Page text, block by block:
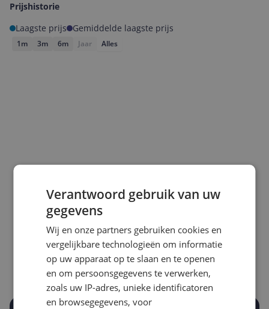
Prijshistorie
Laagste prijs
Gemiddelde laagste prijs
1m 3m 6m Jaar Alles
Laagste prijs ooit
€ 23,58
Goedkoopste nu
€ 25,99
Laatste prijsupdate
08-08-2026
Verantwoord gebruik van uw
gegevens
Wij en onze partners gebruiken cookies en
vergelijkbare technologieën om informatie
op uw apparaat op te slaan en te openen
en om persoonsgegevens te verwerken,
zoals uw IP-adres, unieke identificatoren
en browsegegevens, voor